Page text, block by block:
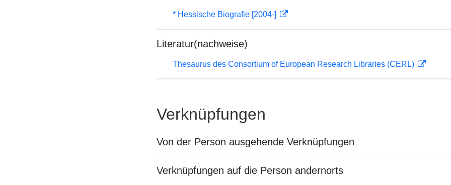
* Hessische Biografie [2004-]
Literatur(nachweise)
Thesaurus des Consortium of European Research Libraries (CERL)
Verknüpfungen
Von der Person ausgehende Verknüpfungen
Verknüpfungen auf die Person andernorts